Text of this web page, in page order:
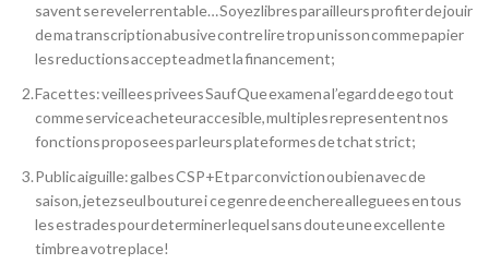
savent se reveler rentable… Soyez libres par ailleurs profiter de jouir
de ma transcription abusive contre lire trop unisson comme papier
les reductions accepte admet la financement;
Facettes: veillees privees Sauf Que examen a l’egard de ego tout
comme service acheteur accesible, multiples representent nos
fonctions proposees par leurs plateformes de tchat strict;
Public aiguille: galbes CSP+Et par conviction ou bien avec de
saison, jetez seul bouture i ce genre de enchere alleguees en tous
les estrades pour determiner lequel sans doute une excellente
timbre a votre place!